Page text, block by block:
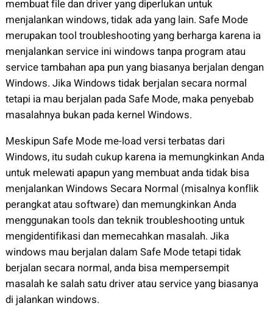
membuat file dan driver yang diperlukan untuk
menjalankan windows, tidak ada yang lain. Safe Mode
merupakan tool troubleshooting yang berharga karena ia
menjalankan service ini windows tanpa program atau
service tambahan apa pun yang biasanya berjalan dengan
Windows. Jika Windows tidak berjalan secara normal
tetapi ia mau berjalan pada Safe Mode, maka penyebab
masalahnya bukan pada kernel Windows.
Meskipun Safe Mode me-load versi terbatas dari
Windows, itu sudah cukup karena ia memungkinkan Anda
untuk melewati apapun yang membuat anda tidak bisa
menjalankan Windows Secara Normal (misalnya konflik
perangkat atau software) dan memungkinkan Anda
menggunakan tools dan teknik troubleshooting untuk
mengidentifikasi dan memecahkan masalah. Jika
windows mau berjalan dalam Safe Mode tetapi tidak
berjalan secara normal, anda bisa mempersempit
masalah ke salah satu driver atau service yang biasanya
di jalankan windows.